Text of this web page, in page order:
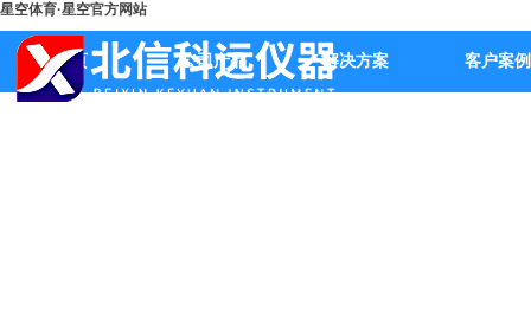
星空体育·星空官方网站
首页 公司产品 解决方案 客户案例